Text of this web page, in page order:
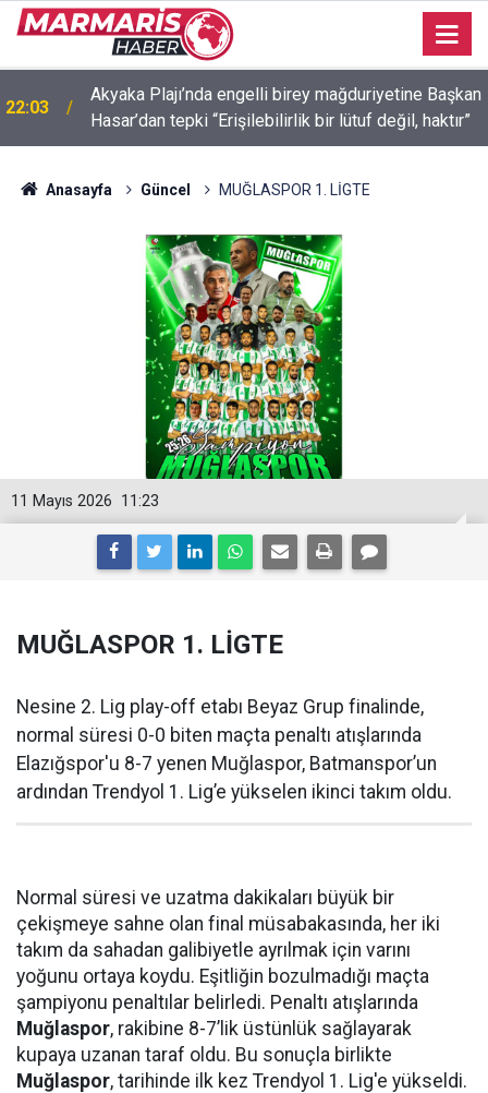
Akyaka Plajı’nda engelli birey mağduriyetine Başkan
Hasar’dan tepki “Erişilebilirlik bir lütuf değil, haktır”
21:58
İçmeler’de denize kanalizasyon aktı “Yeşilimiz gitti,
mavimiz gitmesin! ”
Anasayfa Güncel MUĞLASPOR 1. LİGTE
11:23
11 Mayıs 2026
MUĞLASPOR 1. LİGTE
Nesine 2. Lig play-off etabı Beyaz Grup finalinde,
normal süresi 0-0 biten maçta penaltı atışlarında
Elazığspor'u 8-7 yenen Muğlaspor, Batmanspor’un
ardından Trendyol 1. Lig’e yükselen ikinci takım oldu.
Normal süresi ve uzatma dakikaları büyük bir
çekişmeye sahne olan final müsabakasında, her iki
takım da sahadan galibiyetle ayrılmak için varını
yoğunu ortaya koydu. Eşitliğin bozulmadığı maçta
şampiyonu penaltılar belirledi. Penaltı atışlarında
Muğlaspor, rakibine 8-7’lik üstünlük sağlayarak
kupaya uzanan taraf oldu. Bu sonuçla birlikte
Muğlaspor, tarihinde ilk kez Trendyol 1. Lig'e yükseldi.